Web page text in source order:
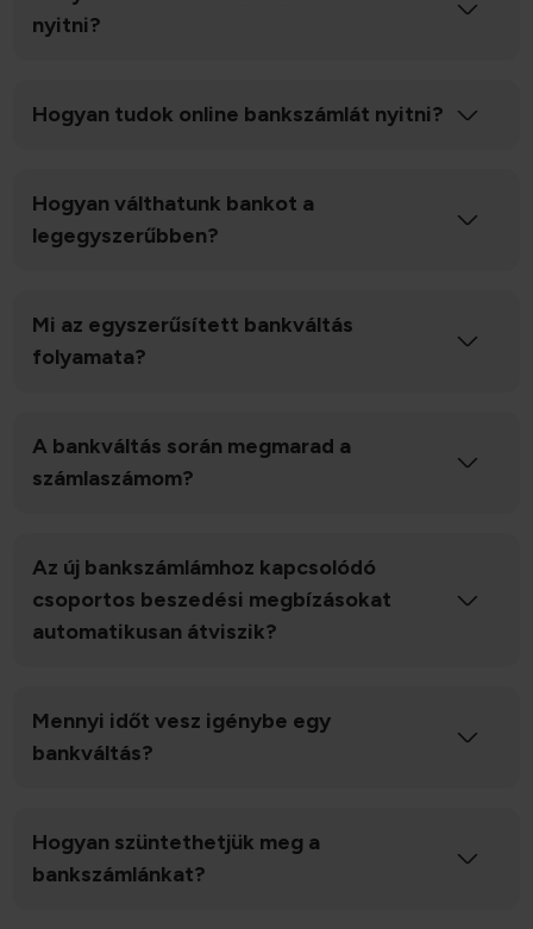
nyitni?
Hogyan tudok online bankszámlát nyitni?
Hogyan válthatunk bankot a
legegyszerűbben?
Mi az egyszerűsített bankváltás
folyamata?
A bankváltás során megmarad a
számlaszámom?
Az új bankszámlámhoz kapcsolódó
csoportos beszedési megbízásokat
automatikusan átviszik?
Mennyi időt vesz igénybe egy
bankváltás?
Hogyan szüntethetjük meg a
bankszámlánkat?